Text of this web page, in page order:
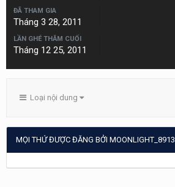
ĐÃ THAM GIA
Tháng 3 28, 2011
LẦN GHÉ THĂM CUỐI
Tháng 12 25, 2011
Loại nội dung
MỌI THỨ ĐƯỢC ĐĂNG BỞI MOONLIGHT_8913